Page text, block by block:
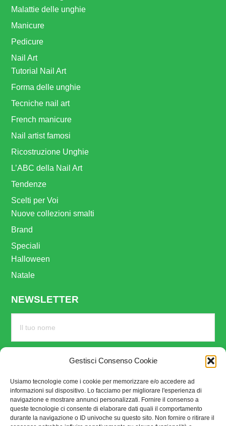
Gestisci Consenso Cookie
Usiamo tecnologie come i cookie per memorizzare e/o accedere ad
informazioni sul dispositivo. Lo facciamo per migliorare l'esperienza di
navigazione e mostrare annunci personalizzati. Fornire il consenso a
queste tecnologie ci consente di elaborare dati quali il comportamento
durante la navigazione o ID univoche su questo sito. Non fornire o ritirare il
Malattie delle unghie
Manicure
Pedicure
Nail Art
Tutorial Nail Art
Forma delle unghie
Tecniche nail art
French manicure
Nail artist famosi
Ricostruzione Unghie
L’ABC della Nail Art
Tendenze
Scelti per Voi
Nuove collezioni smalti
Brand
Speciali
Halloween
Natale
NEWSLETTER